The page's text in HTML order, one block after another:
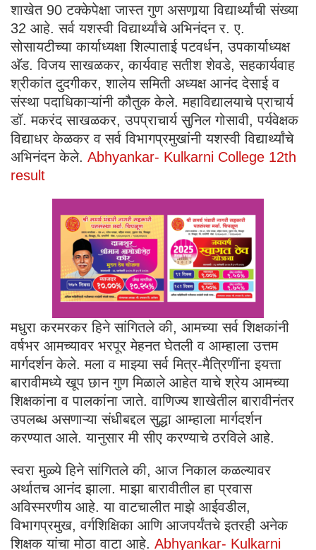
शाखेत 90 टक्केपेक्षा जास्त गुण असणार्‍या विद्यार्थ्यांची संख्या
32 आहे. सर्व यशस्वी विद्यार्थ्यांचे अभिनंदन र. ए.
सोसायटीच्या कार्याध्यक्षा शिल्पाताई पटवर्धन, उपकार्याध्यक्ष
अ‍ॅड. विजय साखळकर, कार्यवाह सतीश शेवडे, सहकार्यवाह
श्रीकांत दुदगीकर, शालेय समिती अध्यक्ष आनंद देसाई व
संस्था पदाधिकाऱ्यांनी कौतुक केले. महाविद्यालयाचे प्राचार्य
डॉ. मकरंद साखळकर, उपप्राचार्य सुनिल गोसावी, पर्यवेक्षक
विद्याधर केळकर व सर्व विभागप्रमुखांनी यशस्वी विद्यार्थ्यांचे
अभिनंदन केले. Abhyankar- Kulkarni College 12th
result
मधुरा करमरकर हिने सांगितले की, आमच्या सर्व शिक्षकांनी
वर्षभर आमच्यावर भरपूर मेहनत घेतली व आम्हाला उत्तम
मार्गदर्शन केले. मला व माझ्या सर्व मित्र-मैत्रिणींना इयत्ता
बारावीमध्ये खूप छान गुण मिळाले आहेत याचे श्रेय आमच्या
शिक्षकांना व पालकांना जाते. वाणिज्य शाखेतील बारावीनंतर
उपलब्ध असणाऱ्या संधीबद्दल सुद्धा आम्हाला मार्गदर्शन
करण्यात आले. यानुसार मी सीए करण्याचे ठरविले आहे.
स्वरा मुळ्ये हिने सांगितले की, आज निकाल कळल्यावर
अर्थातच आनंद झाला. माझा बारावीतील हा प्रवास
अविस्मरणीय आहे. या वाटचालीत माझे आईवडील,
विभागप्रमुख, वर्गशिक्षिका आणि आजपर्यंतचे इतरही अनेक
शिक्षक यांचा मोठा वाटा आहे. Abhyankar- Kulkarni